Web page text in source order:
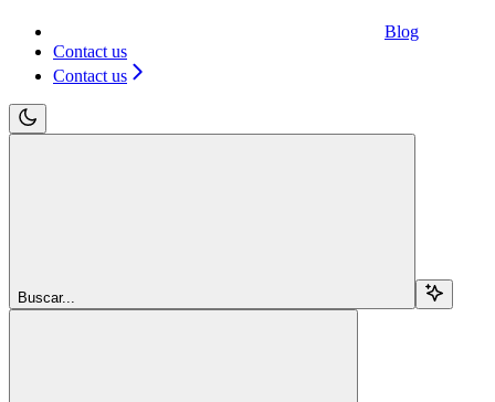
Blog
Contact us
Contact us
Buscar...